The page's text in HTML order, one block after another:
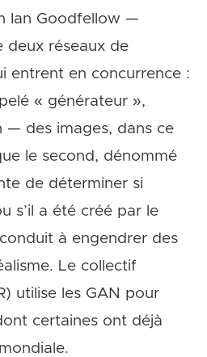
Ian Goodfellow —
deux réseaux de
entrent en concurrence :
« générateur »,
— des images, dans ce
le second, dénommé
de déterminer si
s’il a été créé par le
à engendrer des
Le collectif
utilise les GAN pour
certaines ont déjà